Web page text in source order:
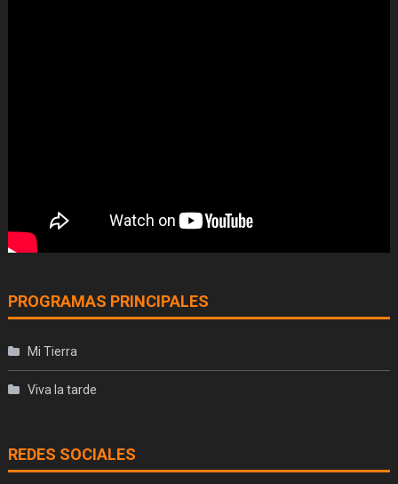
PROGRAMAS PRINCIPALES
Mi Tierra
Viva la tarde
REDES SOCIALES